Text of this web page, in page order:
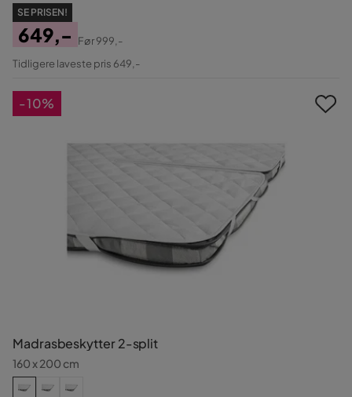
SE PRISEN!
Pris
649,-
Original
Før999,-
Tidligere laveste pris 649,-
Madrasbeskytter 2-split
160 x 200 cm
-10%